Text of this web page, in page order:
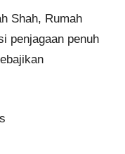
Shah, Rumah
penjagaan penuh